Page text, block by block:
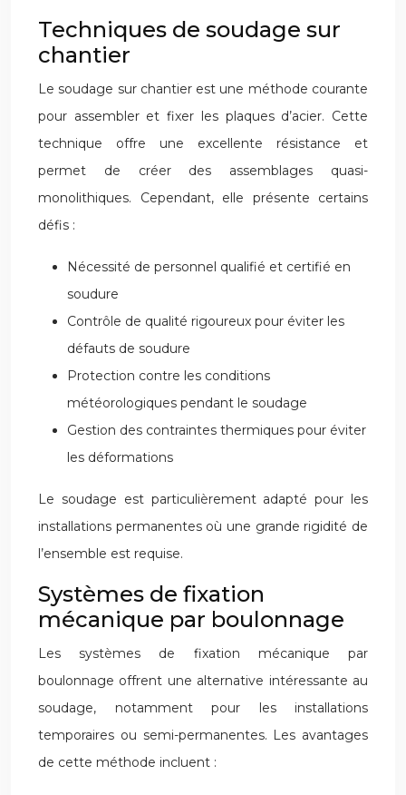
Techniques de soudage sur
chantier
Le soudage sur chantier est une méthode courante
pour assembler et fixer les plaques d’acier. Cette
technique offre une excellente résistance et
permet de créer des assemblages quasi-
monolithiques. Cependant, elle présente certains
défis :
Nécessité de personnel qualifié et certifié en
soudure
Contrôle de qualité rigoureux pour éviter les
défauts de soudure
Protection contre les conditions
météorologiques pendant le soudage
Gestion des contraintes thermiques pour éviter
les déformations
Le soudage est particulièrement adapté pour les
installations permanentes où une grande rigidité de
l’ensemble est requise.
Systèmes de fixation
mécanique par boulonnage
Les systèmes de fixation mécanique par
boulonnage offrent une alternative intéressante au
soudage, notamment pour les installations
temporaires ou semi-permanentes. Les avantages
de cette méthode incluent :